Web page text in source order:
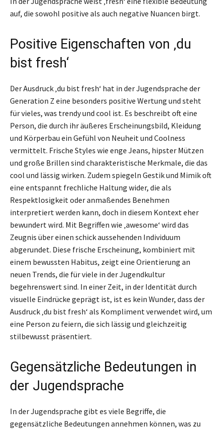
auf, die sowohl positive als auch negative Nuancen birgt.
Positive Eigenschaften von ‚du
bist fresh‘
Der Ausdruck ‚du bist fresh‘ hat in der Jugendsprache der
Generation Z eine besonders positive Wertung und steht
für vieles, was trendy und cool ist. Es beschreibt oft eine
Person, die durch ihr äußeres Erscheinungsbild, Kleidung
und Körperbau ein Gefühl von Neuheit und Coolness
vermittelt. Frische Styles wie enge Jeans, hipster Mützen
und große Brillen sind charakteristische Merkmale, die das
cool und lässig wirken. Zudem spiegeln Gestik und Mimik oft
eine entspannt frechliche Haltung wider, die als
Respektlosigkeit oder anmaßendes Benehmen
interpretiert werden kann, doch in diesem Kontext eher
bewundert wird. Mit Begriffen wie ‚awesome‘ wird das
Zeugnis über einen schick aussehenden Individuum
abgerundet. Diese frische Erscheinung, kombiniert mit
einem bewussten Habitus, zeigt eine Orientierung an
neuen Trends, die für viele in der Jugendkultur
begehrenswert sind. In einer Zeit, in der Identität durch
visuelle Eindrücke geprägt ist, ist es kein Wunder, dass der
Ausdruck ‚du bist fresh‘ als Kompliment verwendet wird, um
eine Person zu feiern, die sich lässig und gleichzeitig
stilbewusst präsentiert.
Gegensätzliche Bedeutungen in
der Jugendsprache
In der Jugendsprache gibt es viele Begriffe, die
gegensätzliche Bedeutungen annehmen können, was zu